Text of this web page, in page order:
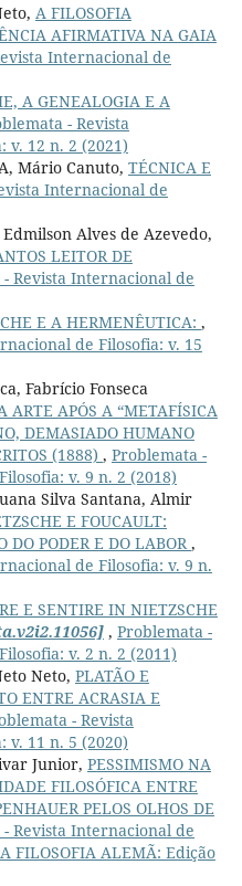
A FILOSOFIA
AFIRMATIVA NA GAIA
Internacional de
A GENEALOGIA E A
- Revista
v. 12 n. 2 (2021)
Mário Canuto, TÉCNICA E
Internacional de
Alves de Azevedo,
LEITOR DE
Revista Internacional de
E A HERMENÊUTICA: ,
de Filosofia: v. 15
Fabrício Fonseca
ARTE APÓS A “METAFÍSICA
DEMASIADO HUMANO
(1888) , Problemata -
v. 9 n. 2 (2018)
Silva Santana, Almir
E FOUCAULT:
PODER E DO LABOR ,
de Filosofia: v. 9 n.
E SENTIRE IN NIETZSCHE
, Problemata -
v. 2 n. 2 (2011)
Neto, PLATÃO E
ENTRE ACRASIA E
- Revista
v. 11 n. 5 (2020)
Junior, PESSIMISMO NA
FILOSÓFICA ENTRE
PELOS OLHOS DE
Revista Internacional de
FILOSOFIA ALEMÃ: Edição